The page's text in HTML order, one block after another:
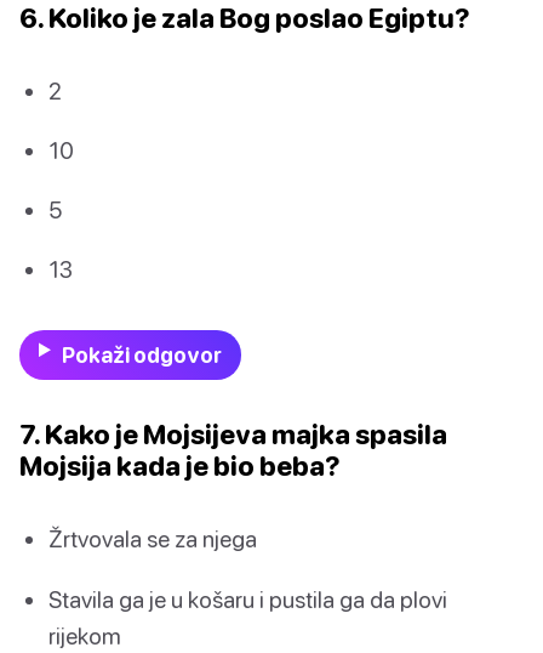
6. Koliko je zala Bog poslao Egiptu?
2
10
5
13
Pokaži odgovor
7. Kako je Mojsijeva majka spasila
Mojsija kada je bio beba?
Žrtvovala se za njega
Stavila ga je u košaru i pustila ga da plovi
rijekom